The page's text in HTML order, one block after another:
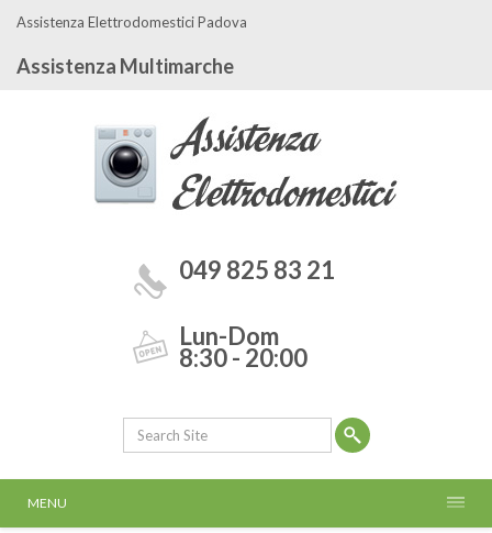
Assistenza Elettrodomestici Padova
Assistenza Multimarche
049 825 83 21
Lun-Dom
8:30 - 20:00
MENU